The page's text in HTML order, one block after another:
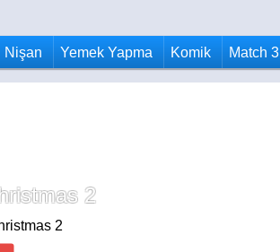
Nişan Yemek Yapma Komik Match 3
2